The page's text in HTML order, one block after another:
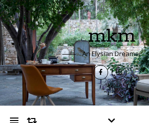
mkm
An Elysian Dreamer